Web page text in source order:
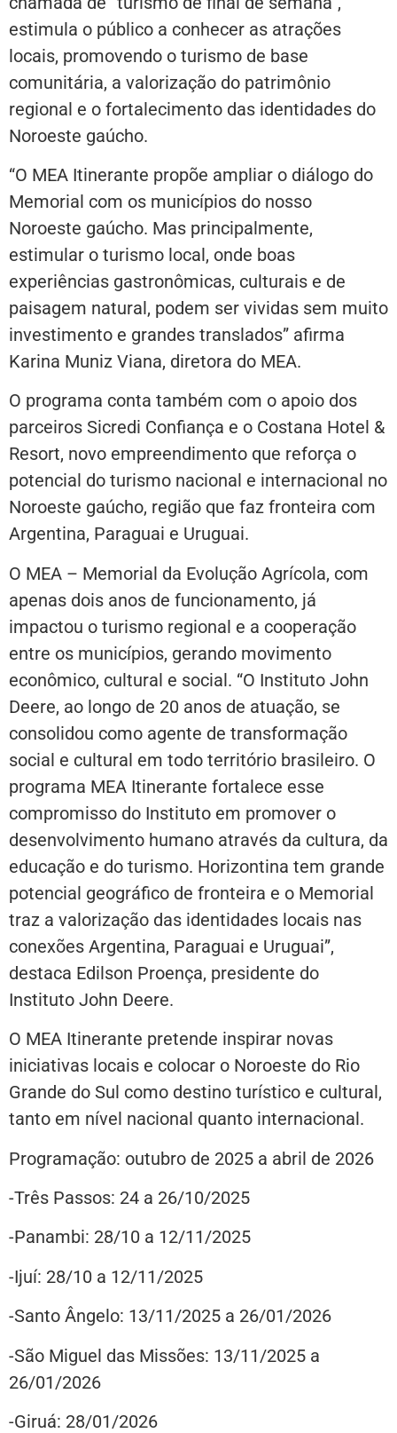
estimula o público a conhecer as atrações
locais, promovendo o turismo de base
comunitária, a valorização do patrimônio
regional e o fortalecimento das identidades do
Noroeste gaúcho.
“O MEA Itinerante propõe ampliar o diálogo do
Memorial com os municípios do nosso
Noroeste gaúcho. Mas principalmente,
estimular o turismo local, onde boas
experiências gastronômicas, culturais e de
paisagem natural, podem ser vividas sem muito
investimento e grandes translados” afirma
Karina Muniz Viana, diretora do MEA.
O programa conta também com o apoio dos
parceiros Sicredi Confiança e o Costana Hotel &
Resort, novo empreendimento que reforça o
potencial do turismo nacional e internacional no
Noroeste gaúcho, região que faz fronteira com
Argentina, Paraguai e Uruguai.
O MEA – Memorial da Evolução Agrícola, com
apenas dois anos de funcionamento, já
impactou o turismo regional e a cooperação
entre os municípios, gerando movimento
econômico, cultural e social. “O Instituto John
Deere, ao longo de 20 anos de atuação, se
consolidou como agente de transformação
social e cultural em todo território brasileiro. O
programa MEA Itinerante fortalece esse
compromisso do Instituto em promover o
desenvolvimento humano através da cultura, da
educação e do turismo. Horizontina tem grande
potencial geográfico de fronteira e o Memorial
traz a valorização das identidades locais nas
conexões Argentina, Paraguai e Uruguai”,
destaca Edilson Proença, presidente do
Instituto John Deere.
O MEA Itinerante pretende inspirar novas
iniciativas locais e colocar o Noroeste do Rio
Grande do Sul como destino turístico e cultural,
tanto em nível nacional quanto internacional.
Programação: outubro de 2025 a abril de 2026
-Três Passos: 24 a 26/10/2025
-Panambi: 28/10 a 12/11/2025
-Ijuí: 28/10 a 12/11/2025
-Santo Ângelo: 13/11/2025 a 26/01/2026
-São Miguel das Missões: 13/11/2025 a
26/01/2026
-Giruá: 28/01/2026